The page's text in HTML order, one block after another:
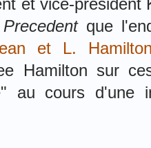
et vice-
que
et L.
Hamilton sur
au cours d'une